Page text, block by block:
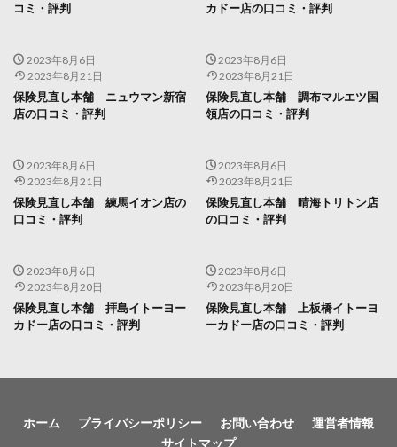
コミ・評判
カドー店の口コミ・評判
2023年8月6日
2023年8月21日
保険見直し本舗 ニュウマン新宿
店の口コミ・評判
2023年8月6日
2023年8月21日
保険見直し本舗 調布マルエツ国
領店の口コミ・評判
2023年8月6日
2023年8月21日
保険見直し本舗 練馬イオン店の
口コミ・評判
2023年8月6日
2023年8月21日
保険見直し本舗 晴海トリトン店
の口コミ・評判
2023年8月6日
2023年8月20日
保険見直し本舗 拝島イトーヨー
カドー店の口コミ・評判
2023年8月6日
2023年8月20日
保険見直し本舗 上板橋イトーヨ
ーカドー店の口コミ・評判
ホーム プライバシーポリシー お問い合わせ
運営者情報
サイトマップ